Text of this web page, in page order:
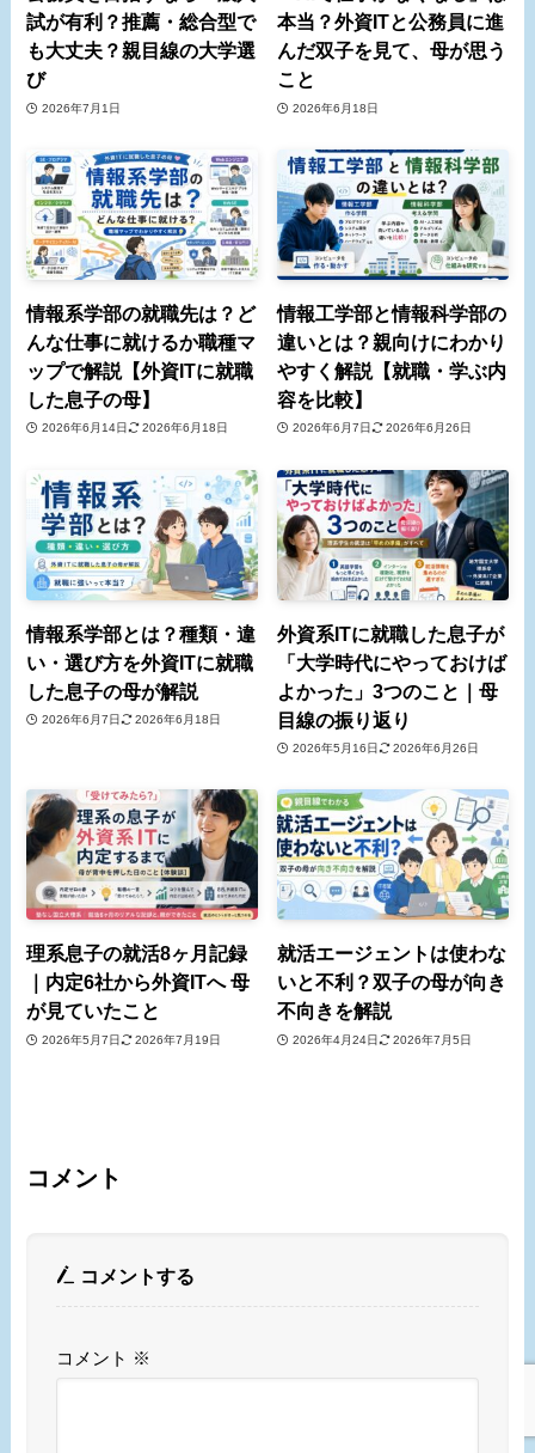
試が有利？推薦・総合型で
も大丈夫？親目線の大学選
び
2026年7月1日
本当？外資ITと公務員に進
んだ双子を見て、母が思う
こと
2026年6月18日
情報系学部の就職先は？ど
んな仕事に就けるか職種マ
ップで解説【外資ITに就職
した息子の母】
2026年6月14日 2026年6月18日
情報工学部と情報科学部の
違いとは？親向けにわかり
やすく解説【就職・学ぶ内
容を比較】
2026年6月7日 2026年6月26日
情報系学部とは？種類・違
い・選び方を外資ITに就職
した息子の母が解説
2026年6月7日 2026年6月18日
外資系ITに就職した息子が
「大学時代にやっておけば
よかった」3つのこと｜母
目線の振り返り
2026年5月16日 2026年6月26日
理系息子の就活8ヶ月記録
｜内定6社から外資ITへ 母
が見ていたこと
2026年5月7日 2026年7月19日
就活エージェントは使わな
いと不利？双子の母が向き
不向きを解説
2026年4月24日 2026年7月5日
コメント
コメントする
コメント ※